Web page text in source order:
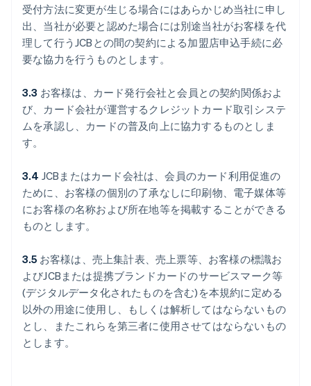
受付方法に変更が生じる場合にはあらかじめ当社に申し
出、当社が必要と認めた場合には別途当社がお客様を代
理して行うJCBとの間の契約による加盟店申込手続に必
要な協力を行うものとします。
3.3 お客様は、カード発行会社と会員との契約関係およ
び、カード会社が運営するクレジットカード取引システ
ムを承認し、カードの普及向上に協力するものとしま
す。
3.4 JCBまたはカード会社は、会員のカード利用促進の
ために、お客様の個別の了承なしに印刷物、電子媒体等
にお客様の名称および所在地等を掲載することができる
ものとします。
3.5 お客様は、売上集計表、売上票等、お客様の標識お
よびJCBまたは提携ブランドカードのサービスマーク等
(デジタルデータ化されたものを含む)を本規約に定める
以外の用途に使用し、もしくは解析してはならないもの
とし、またこれらを第三者に使用させてはならないもの
とします。